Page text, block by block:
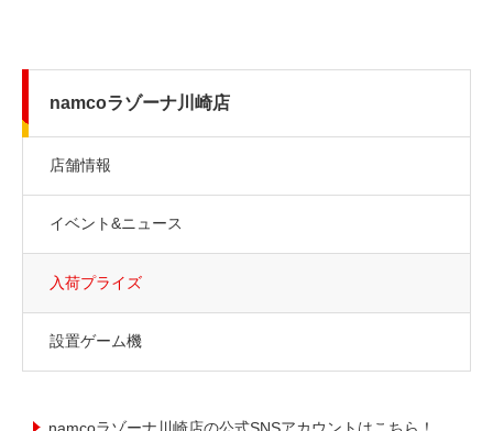
namcoラゾーナ川崎店
店舗情報
イベント&ニュース
入荷プライズ
設置ゲーム機
namcoラゾーナ川崎店の公式SNSアカウントはこちら！